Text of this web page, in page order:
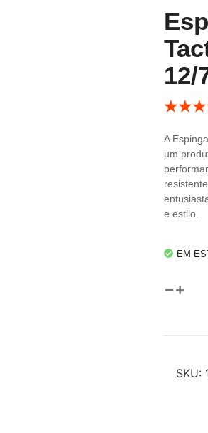
12/
☆☆☆
A
um
e estilo.
EM
SKU: